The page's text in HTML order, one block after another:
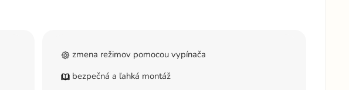
zmena režimov pomocou vypínača
bezpečná a ľahká montáž